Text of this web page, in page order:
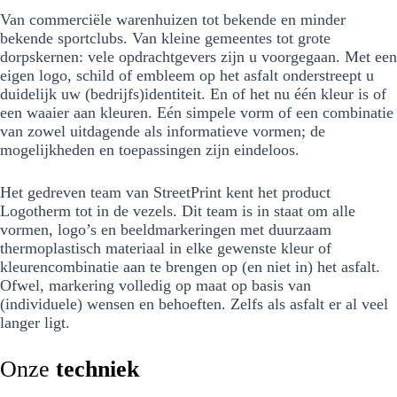
Van commerciële warenhuizen tot bekende en minder
bekende sportclubs. Van kleine gemeentes tot grote
dorpskernen: vele opdrachtgevers zijn u voorgegaan. Met een
eigen logo, schild of embleem op het asfalt onderstreept u
duidelijk uw (bedrijfs)identiteit. En of het nu één kleur is of
een waaier aan kleuren. Eén simpele vorm of een combinatie
van zowel uitdagende als informatieve vormen; de
mogelijkheden en toepassingen zijn eindeloos.
Het gedreven team van StreetPrint kent het product
Logotherm tot in de vezels. Dit team is in staat om alle
vormen, logo’s en beeldmarkeringen met duurzaam
thermoplastisch materiaal in elke gewenste kleur of
kleurencombinatie aan te brengen op (en niet in) het asfalt.
Ofwel, markering volledig op maat op basis van
(individuele) wensen en behoeften. Zelfs als asfalt er al veel
langer ligt.
Onze techniek